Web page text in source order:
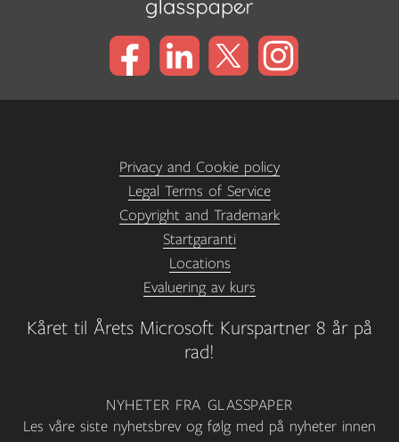
Kåret til Årets Microsoft Kurspartner 8 år på
rad!
Privacy and Cookie policy
Legal Terms of Service
Copyright and Trademark
Startgaranti
Locations
Evaluering av kurs
NYHETER FRA GLASSPAPER
Les våre siste nyhetsbrev og følg med på nyheter innen